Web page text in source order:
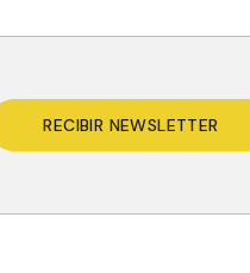
RECIBIR NEWSLETTER